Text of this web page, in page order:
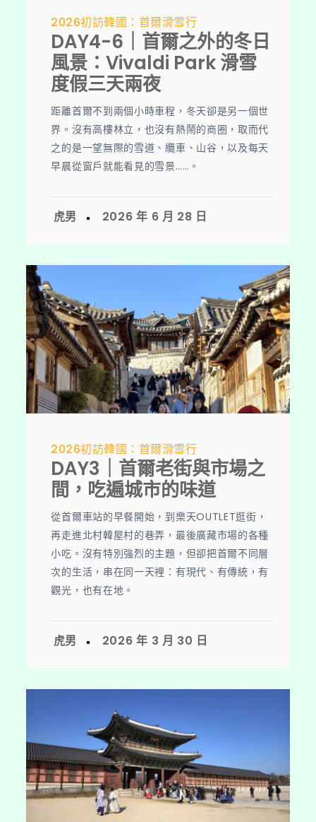
2026初訪韓國：首爾滑雪行
DAY4-6｜首爾之外的冬日
風景：Vivaldi Park 滑雪
度假三天兩夜
距離首爾不到兩個小時車程，冬天卻是另一個世
界。沒有高樓林立，也沒有熱鬧的商圈，取而代
之的是一望無際的雪道、纜車、山谷，以及每天
早晨從窗戶就能看見的雪景……。
2026初訪韓國：首爾滑雪行
DAY3｜首爾老街與市場之
間，吃遍城市的味道
從首爾車站的早餐開始，到樂天OUTLET逛街，
再走進北村韓屋村的巷弄，最後廣藏市場的各種
小吃。沒有特別強烈的主題，但卻把首爾不同層
次的生活，串在同一天裡：有現代、有傳統，有
觀光，也有在地。